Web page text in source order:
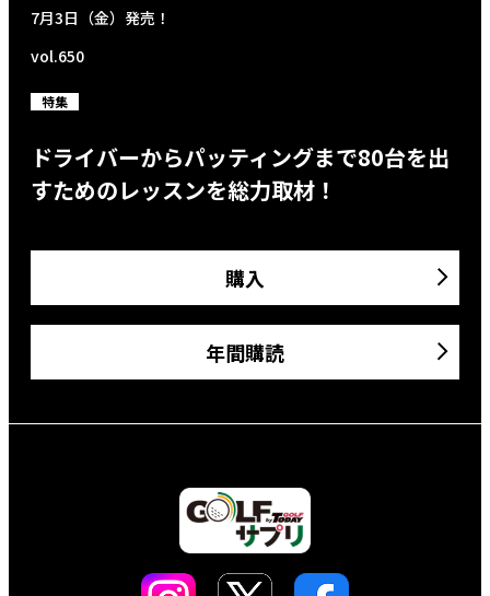
7月3日（金）発売！
vol.650
特集
ドライバーからパッティングまで80台を出
すためのレッスンを総力取材！
購入
年間購読